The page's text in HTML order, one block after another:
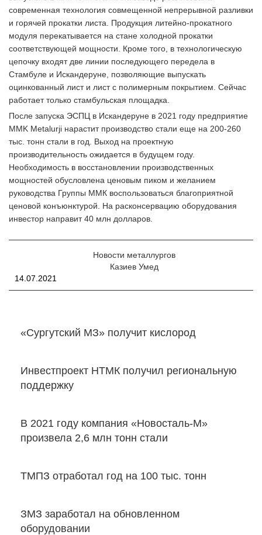
современная технология совмещенной непрерывной разливки
и горячей прокатки листа. Продукция литейно-прокатного
модуля перекатывается на стане холодной прокатки
соответствующей мощности. Кроме того, в технологическую
цепочку входят две линии последующего передела в
Стамбуле и Искандеруне, позволяющие выпускать
оцинкованный лист и лист с полимерным покрытием. Сейчас
работает только стамбульская площадка.
После запуска ЭСПЦ в Искандеруне в 2021 году предприятие
MMK Metalurji нарастит производство стали еще на 200-260
тыс. тонн стали в год. Выход на проектную
производительность ожидается в будущем году.
Необходимость в восстановлении производственных
мощностей обусловлена ценовым пиком и желанием
руководства Группы ММК воспользоваться благоприятной
ценовой конъюнктурой. На расконсервацию оборудования
инвестор направит 40 млн долларов.
Новости металлургов
Казиев Умед
14.07.2021
«Сургутский МЗ» получит кислород
Инвестпроект НТМК получил региональную
поддержку
В 2021 году компания «Новосталь-М»
произвела 2,6 млн тонн стали
ТМПЗ отработал год на 100 тыс. тонн
ЗМЗ заработал на обновленном
оборудовании